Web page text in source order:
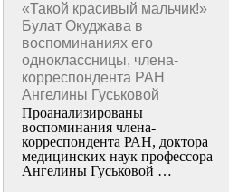
«Такой красивый мальчик!»
Булат Окуджава в
воспоминаниях его
одноклассницы, члена-
корреспондента РАН
Ангелины Гуськовой
Проанализированы
воспоминания члена­
корреспондента РАН, доктора
медицинских наук профессора
Ангелины Гуськовой …